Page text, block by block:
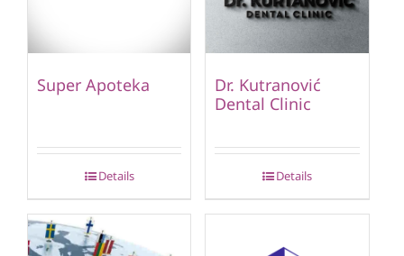
Super Apoteka
Details
Dr. Kutranović
Dental Clinic
Details